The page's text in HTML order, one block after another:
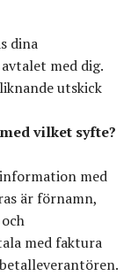
dina
med dig.
utskick
vilket syfte?
med
är förnamn,
med faktura